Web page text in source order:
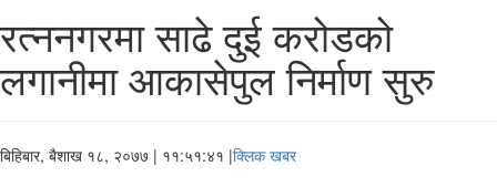
रत्ननगरमा साढे दुई करोडको
लगानीमा आकासेपुल निर्माण सुरु
बिहिबार, बैशाख १८, २०७७ | ११:५१:४१ |क्लिक खबर